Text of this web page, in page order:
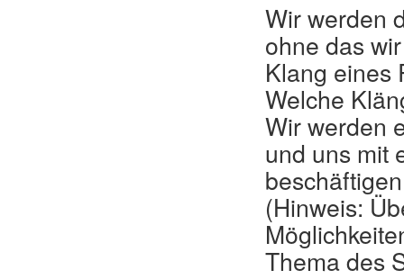
Wir werden
ohne das
Klang eines
Welche
Wir werden
und uns mit
(Hinweis:
Thema des